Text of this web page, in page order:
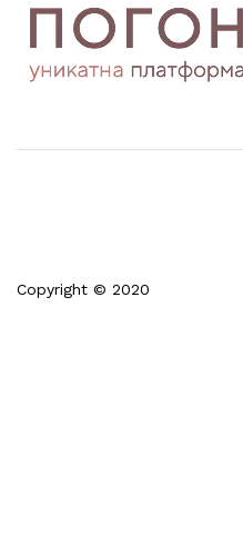
Copyright © 2020